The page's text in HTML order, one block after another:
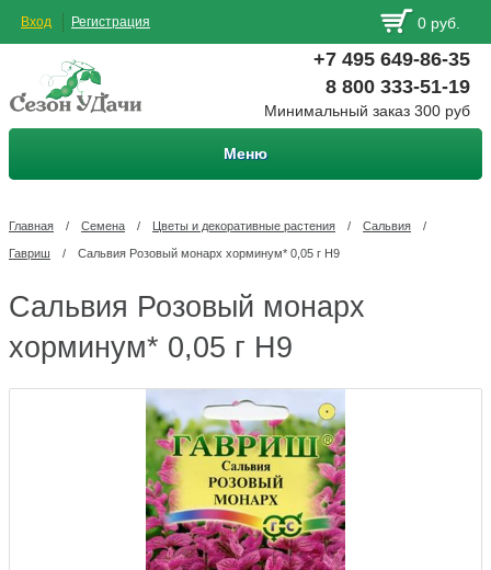
Вход Регистрация 0 руб.
+7 495 649-86-35
8 800 333-51-19
Минимальный заказ 300 руб
Меню
Главная / Семена / Цветы и декоративные растения / Сальвия /
Гавриш / Сальвия Розовый монарх хорминум* 0,05 г Н9
Сальвия Розовый монарх
хорминум* 0,05 г Н9